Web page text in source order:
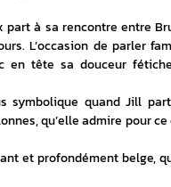
à sa rencontre entre
L’occasion de parler
en tête sa douceur
symbolique quand Jill
qu’elle admire pour
et profondément belge,